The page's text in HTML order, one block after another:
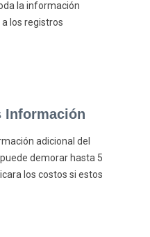
la información
los registros
Información
adicional del
demorar hasta 5
los costos si estos